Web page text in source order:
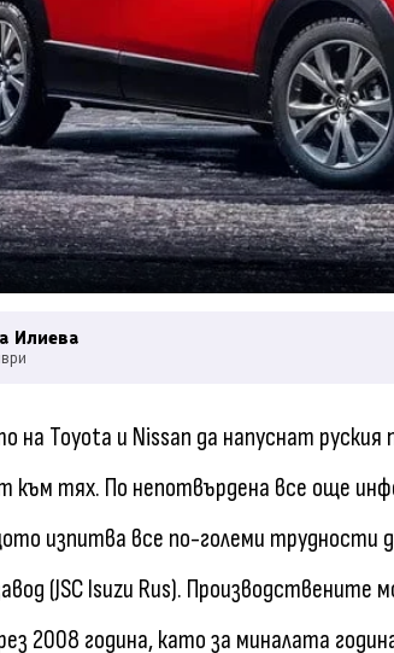
Илиева
на Toyota и Nissan да напуснат
към тях. По непотвърдена все още
изпитва все по-големи трудности
(JSC Isuzu Rus).
2008 година, като за миналата